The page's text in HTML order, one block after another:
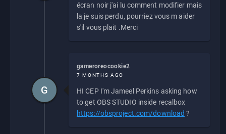
écran noir j'ai lu comment modifier mais
la je suis perdu, pourriez vous m aider
s'il vous plait .Merci
gameroreocookie2
7 MONTHS AGO
HI CEP I'm Jameel Perkins asking how
to get OBS STUDIO inside recalbox
https://obsproject.com/download ?
G